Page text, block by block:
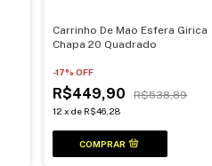
Carrinho De Mao Esfera Girica
Chapa 20 Quadrado
-17% OFF
R$449,90 R$538,89
12 xde R$46,28